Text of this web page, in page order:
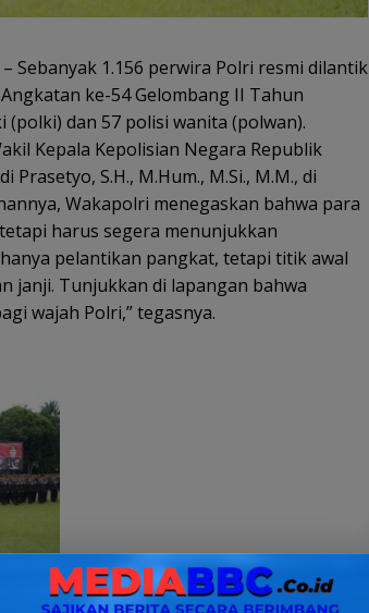
Sebanyak 1.156 perwira Polri resmi dilantik
ke-54 Gelombang II Tahun
dan 57 polisi wanita (polwan).
Kepala Kepolisian Negara Republik
S.H., M.Hum., M.Si., M.M., di
Wakapolri menegaskan bahwa para
harus segera menunjukkan
pelantikan pangkat, tetapi titik awal
janji. Tunjukkan di lapangan bahwa
wajah Polri,” tegasnya.